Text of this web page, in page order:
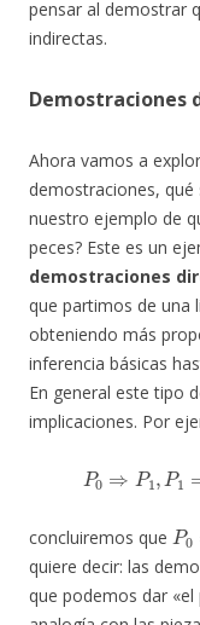
pensar al demostrar
indirectas.
Demostraciones
Ahora vamos a
demostraciones, qué
nuestro ejemplo de
peces? Este es un
demostraciones
que partimos de una
obteniendo más
inferencia básicas
En general este tipo
implicaciones. Por
P0 1, 1⇒
concluiremos que
P0
quiere decir: las
que podemos dar